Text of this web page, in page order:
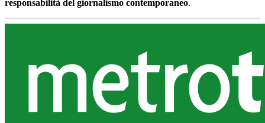
responsabilità del giornalismo contemporaneo.